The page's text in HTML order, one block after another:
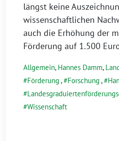
längst keine
wissenschaftlichen
auch die Erhöhung der
Förderung auf 1.500
Allgemein, Hannes Damm,
Förderung , Forschung ,
Wissenschaft